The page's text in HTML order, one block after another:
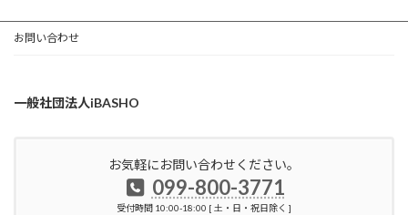
お問い合わせ
一般社団法人iBASHO
お気軽にお問い合わせください。
099-800-3771
受付時間 10:00-18:00 [ 土・日・祝日除く ]